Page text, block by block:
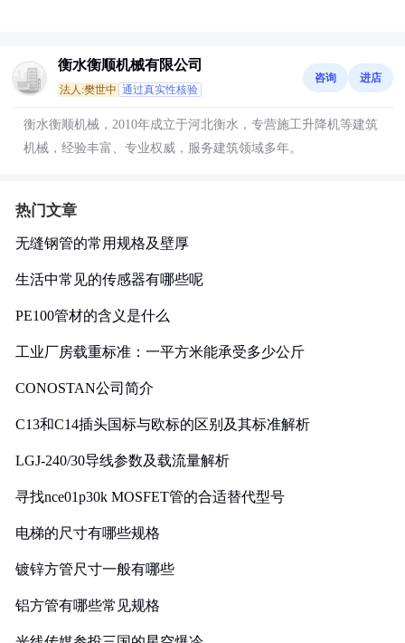
衡水衡顺机械有限公司
法人:樊世中 通过真实性核验
咨询 进店
衡水衡顺机械，2010年成立于河北衡水，专营施工升降机等建筑
机械，经验丰富、专业权威，服务建筑领域多年。
热门文章
无缝钢管的常用规格及壁厚
生活中常见的传感器有哪些呢
PE100管材的含义是什么
工业厂房载重标准：一平方米能承受多少公斤
CONOSTAN公司简介
C13和C14插头国标与欧标的区别及其标准解析
LGJ-240/30导线参数及载流量解析
寻找nce01p30k MOSFET管的合适替代型号
电梯的尺寸有哪些规格
镀锌方管尺寸一般有哪些
铝方管有哪些常见规格